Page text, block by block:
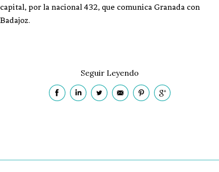
capital, por la nacional 432, que comunica Granada con
Badajoz.
Seguir Leyendo